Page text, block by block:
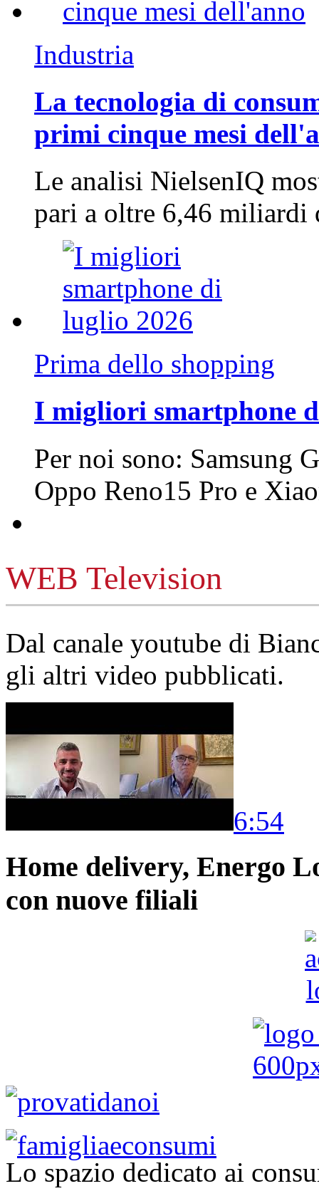
Industria
La tecnologia di
primi cinque mesi
Le analisi NielsenIQ
pari a oltre 6,46
Prima dello shopping
I migliori smartphone
Per noi sono: Samsung
Oppo Reno15 Pro e
WEB Television
Dal canale youtube di
gli altri video pubblicati.
6:54
Home delivery, Energo
con nuove filiali
Lo spazio dedicato ai